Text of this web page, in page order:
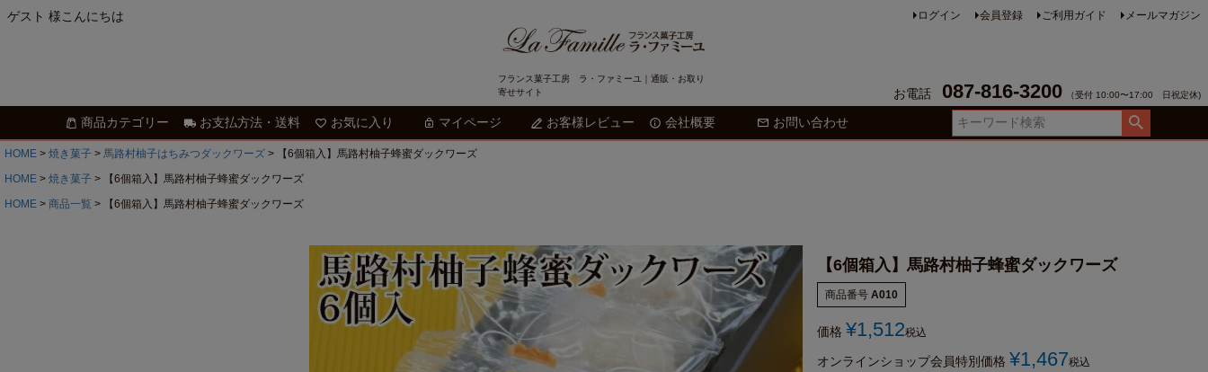
ゲスト 様こんにちは
フランス菓子工房 ラ・ファミーユ｜通販・お取り
寄せサイト
ログイン 会員登録 ご利用ガイド メールマガジン
お電話 087-816-3200 （受付 10:00〜17:00 日祝定休)
商品カテゴリー お支払方法・送料 お気に入り マイページ お客様レビュー 会社概要 お問い合わせ
検索
HOME 焼き菓子 馬路村柚子はちみつダックワーズ
【6個箱入】馬路村柚子蜂蜜ダックワーズ
HOME
焼き菓子
【6個箱入】馬路村柚子蜂蜜ダックワーズ
HOME
商品一覧 【6個箱入】馬路村柚子蜂蜜ダックワーズ
【6個箱入】馬路村柚子蜂蜜ダックワーズ
商品番号 A010
価格 ¥1,512税込
オンラインショップ会員特別価格 ¥1,467税込